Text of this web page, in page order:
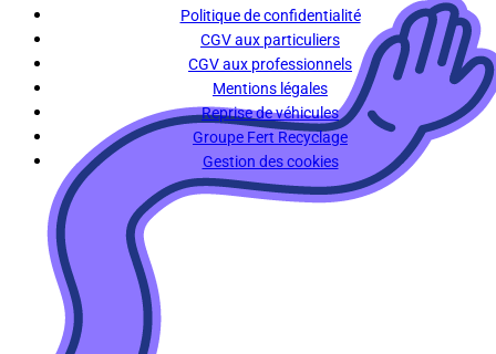
Politique de confidentialité
CGV aux particuliers
CGV aux professionnels
Mentions légales
Reprise de véhicules
Groupe Fert Recyclage
Gestion des cookies